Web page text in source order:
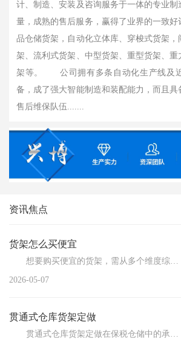
计、制造、安装及咨询服务于一体的专业制
量，成熟的售后服务，赢得了业界的一
品仓储货架，自动化立体库、穿梭式货架
架、流利式货架、中型货架、重型货架、
架等。 公司拥有多条自动化生产线及
备，成了强大智能制造和装配能力，而且具
售后维保队伍.......
资讯焦点
货架怎么买便宜
想要购买便宜的货架，需从多个维度综合考量，以实...
2026-05-07
贯通式仓库货架定做
贯通式仓库货架定做在保税仓储中的承重标准解析，助力企业高效储存管理。随着全球贸易的不断增长，保税...